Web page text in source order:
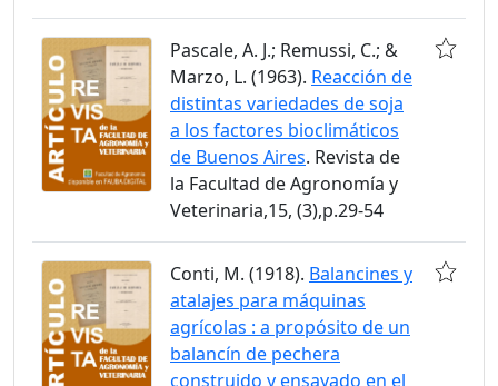
Pascale, A. J.; Remussi, C.; &
Marzo, L. (1963). Reacción de
distintas variedades de soja
a los factores bioclimáticos
de Buenos Aires. Revista de
la Facultad de Agronomía y
Veterinaria,15, (3),p.29-54
Conti, M. (1918). Balancines y
atalajes para máquinas
agrícolas : a propósito de un
balancín de pechera
construido y ensayado en el